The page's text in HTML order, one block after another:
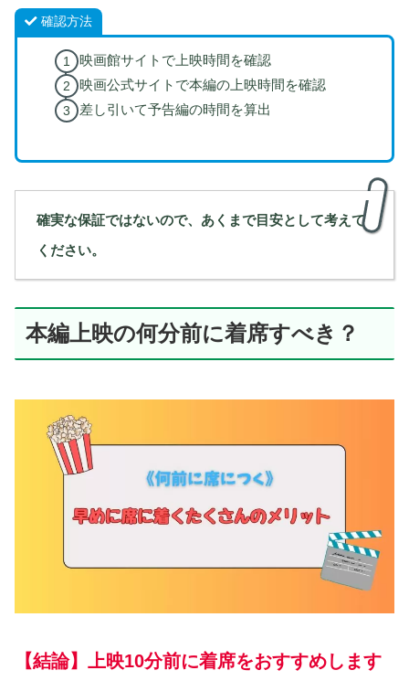
確認方法
映画館サイトで上映時間を確認
映画公式サイトで本編の上映時間を確認
差し引いて予告編の時間を算出
確実な保証ではないので、あくまで目安として考えて
ください。
本編上映の何分前に着席すべき？
【結論】上映10分前に着席をおすすめします